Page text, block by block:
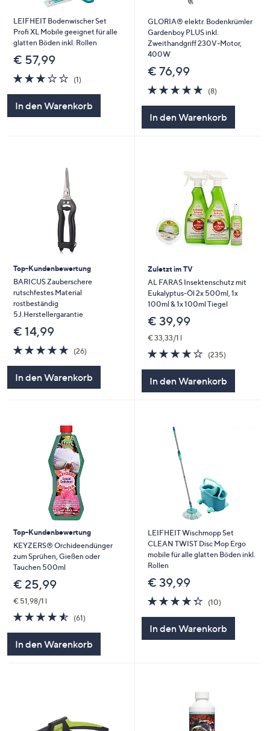
LEIFHEIT Bodenwischer Set
Profi XL Mobile geeignet für alle
glatten Böden inkl. Rollen
€ 57,99
3.0
von
(1)1
In den Warenkorb
GLORIA® elektr. Bodenkrümler
Gardenboy PLUS inkl.
Zweithandgriff 230V-Motor,
400W
€ 76,99
4.9
von
(8)8
In den Warenkorb
Top-Kundenbewertung
BARICUS Zauberschere
rutschfestes Material
rostbeständig
5J.Herstellergarantie
€ 14,99
4.8
von
(26)26
In den Warenkorb
Zuletzt im TV
AL FARAS Insektenschutz mit
Eukalyptus-Öl 2x 500ml, 1x
100ml & 1x 100ml Tiegel
€ 39,99
€ 33,33/1 l
3.9
von
(235)235
In den Warenkorb
Top-Kundenbewertung
KEYZERS® Orchideendünger
zum Sprühen, Gießen oder
Tauchen 500ml
€ 25,99
€ 51,98/1 l
4.5
von
(61)61
In den Warenkorb
LEIFHEIT Wischmopp Set
CLEAN TWIST Disc Mop Ergo
mobile für alle glatten Böden inkl.
Rollen
€ 39,99
4.3
von
(10)10
In den Warenkorb